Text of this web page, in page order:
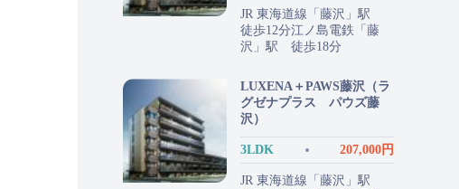
JR 東海道線「藤沢」駅
徒歩12分江ノ島電鉄「藤
沢」駅 徒歩18分
LUXENA＋PAWS藤沢（ラ
グゼナプラス パウズ藤
沢）
3LDK 207,000円
JR 東海道線「藤沢」駅